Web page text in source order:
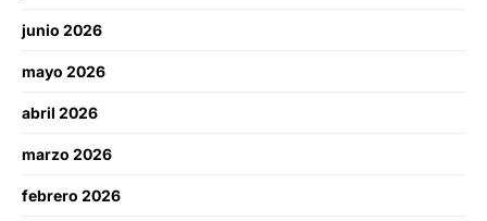
junio 2026
mayo 2026
abril 2026
marzo 2026
febrero 2026